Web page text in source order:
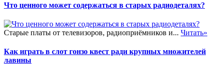
Что ценного может содержаться в старых радиодеталях?
Старые платы от телевизоров, радиоприёмников и... Читать»
Как играть в слот гонзо квест ради крупных множителей
лавины